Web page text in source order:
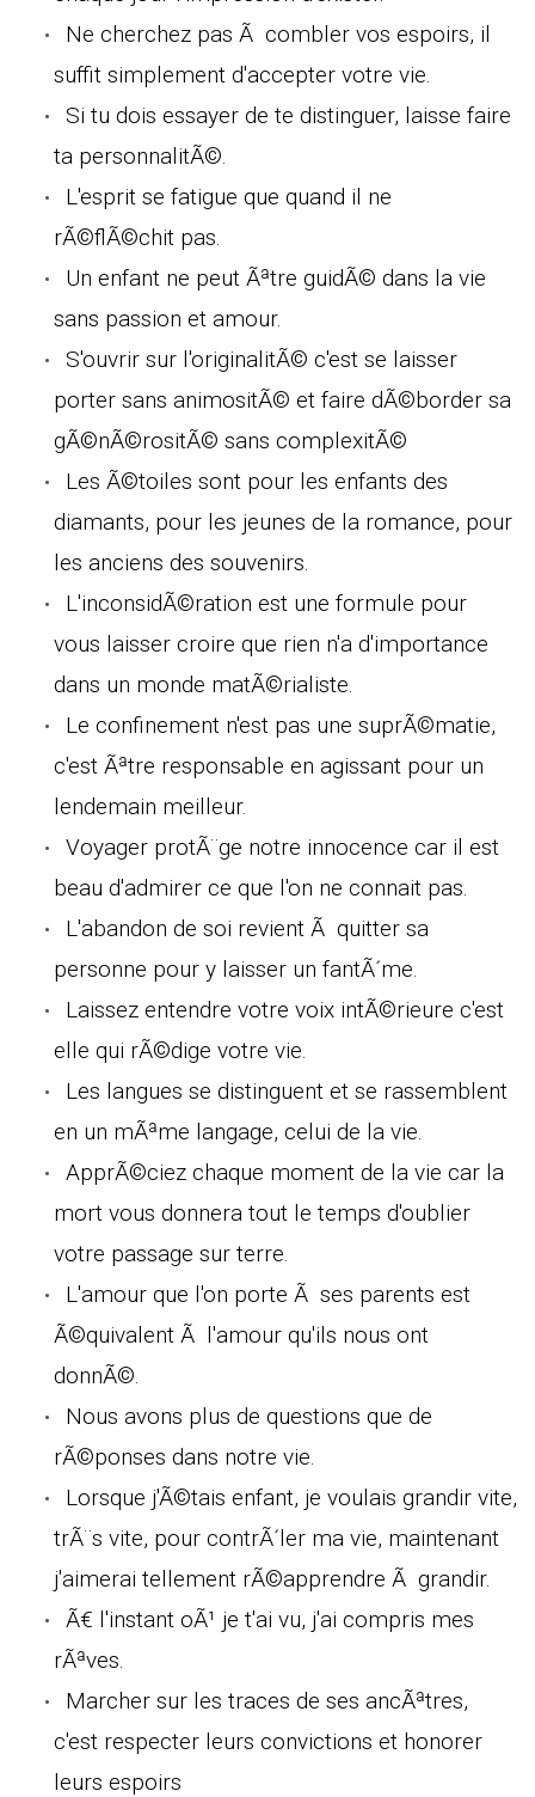
Ne cherchez pas Ã combler vos espoirs, il
suffit simplement d'accepter votre vie.
Si tu dois essayer de te distinguer, laisse faire
ta personnalitÃ©.
L'esprit se fatigue que quand il ne
rÃ©flÃ©chit pas.
Un enfant ne peut Ãªtre guidÃ© dans la vie
sans passion et amour.
S'ouvrir sur l'originalitÃ© c'est se laisser
porter sans animositÃ© et faire dÃ©border sa
gÃ©nÃ©rositÃ© sans complexitÃ©
Les Ã©toiles sont pour les enfants des
diamants, pour les jeunes de la romance, pour
les anciens des souvenirs.
L'inconsidÃ©ration est une formule pour
vous laisser croire que rien n'a d'importance
dans un monde matÃ©rialiste.
Le confinement n'est pas une suprÃ©matie,
c'est Ãªtre responsable en agissant pour un
lendemain meilleur.
Voyager protÃ¨ge notre innocence car il est
beau d'admirer ce que l'on ne connait pas.
L'abandon de soi revient Ã quitter sa
personne pour y laisser un fantÃ´me.
Laissez entendre votre voix intÃ©rieure c'est
elle qui rÃ©dige votre vie.
Les langues se distinguent et se rassemblent
en un mÃªme langage, celui de la vie.
ApprÃ©ciez chaque moment de la vie car la
mort vous donnera tout le temps d'oublier
votre passage sur terre.
L'amour que l'on porte Ã ses parents est
Ã©quivalent Ã l'amour qu'ils nous ont
donnÃ©.
Nous avons plus de questions que de
rÃ©ponses dans notre vie.
Lorsque j'Ã©tais enfant, je voulais grandir vite,
trÃ¨s vite, pour contrÃ´ler ma vie, maintenant
j'aimerai tellement rÃ©apprendre Ã grandir.
Ã€ l'instant oÃ¹ je t'ai vu, j'ai compris mes
rÃªves.
Marcher sur les traces de ses ancÃªtres,
c'est respecter leurs convictions et honorer
leurs espoirs